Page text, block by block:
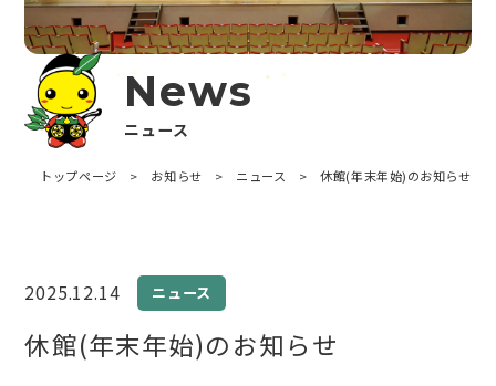
News
ニュース
トップページ > お知らせ > ニュース >休館(年末年始)のお知らせ
2025.12.14 ニュース
休館(年末年始)のお知らせ